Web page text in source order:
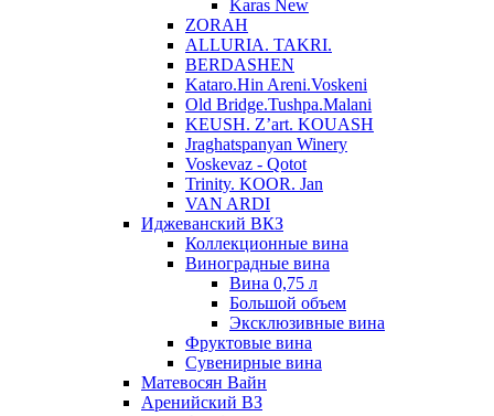
Karas New
ZORAH
ALLURIA. TAKRI.
BERDASHEN
Kataro.Hin Areni.Voskeni
Old Bridge.Tushpa.Malani
KEUSH. Z’art. KOUASH
Jraghatspanyan Winery
Voskevaz - Qotot
Trinity. KOOR. Jan
VAN ARDI
Иджеванский ВКЗ
Коллекционные вина
Виноградные вина
Вина 0,75 л
Большой объем
Эксклюзивные вина
Фруктовые вина
Cувенирные вина
Матевосян Вайн
Аренийский ВЗ